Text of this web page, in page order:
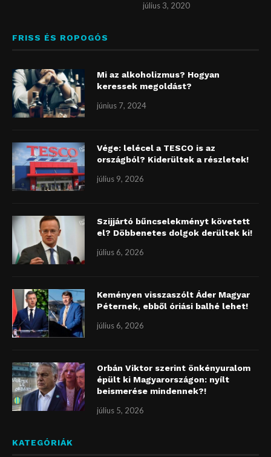
július 3, 2020
FRISS ÉS ROPOGÓS
Mi az alkoholizmus? Hogyan
keressek megoldást?
június 7, 2024
Vége: lelécel a TESCO is az
országból? Kiderültek a részletek!
július 9, 2026
Szijjártó bűncselekményt követett
el? Döbbenetes dolgok derültek ki!
július 6, 2026
Keményen visszaszólt Áder Magyar
Péternek, ebből óriási balhé lehet!
július 6, 2026
Orbán Viktor szerint önkényuralom
épült ki Magyarországon: nyílt
beismerése mindennek?!
július 5, 2026
KATEGÓRIÁK